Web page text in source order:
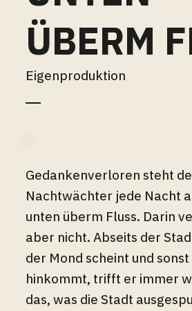
ÜBERM
Eigenproduktion
Gedankenverloren steht
Nachtwächter jede Nacht
unten überm Fluss. Darin
aber nicht. Abseits der
der Mond scheint und
hinkommt, trifft er immer
das, was die Stadt